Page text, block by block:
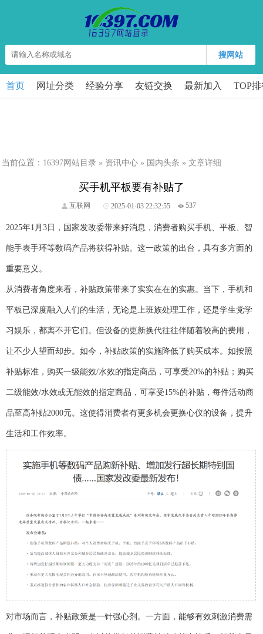
搜网站
首页 网址分类 经验分享 友链交换 最新加入 TOP
当前位置： 16397网站目录 » 资讯中心 » 国内头条 » 文章详细
买手机平板要有补贴了
互联网 2025-01-03 22:32:55 537
2025年1月3日，国家发改委带来好消息，消费者购买手机、平板、智
能手表手环等数码产品将获得补贴。这一政策的出台，具有多方面的
重要意义。
从消费者角度来看，补贴政策带来了实实在在的实惠。当下，手机和
平板已深度融入人们的生活，无论是上班族处理工作，还是学生党学
习娱乐，都离不开它们。但设备的更新换代往往伴随着较高的费用，
让不少人望而却步。如今，补贴政策的实施降低了购买成本。如按照
补贴标准，购买一级能效/水效的指定商品，可享受20%的补贴；购买
二级能效/水效或无能效的指定商品，可享受15%的补贴，每件活动商
品至高补贴2000元。这使得消费者有更多机会更换心仪的设备，提升
生活和工作效率。
对市场而言，补贴政策是一针强心剂。一方面，能够有效刺激消费需